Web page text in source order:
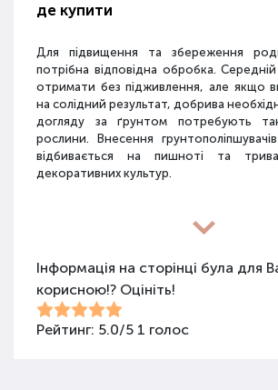
де купити
Для підвищення та збереження
потрібна відповідна обробка.
отримати без підживлення, але якщо
на солідний результат, добрива
догляду за ґрунтом потребують
рослини. Внесення
відбивається на пишноті та
декоративних культур.
Різновиди засобів для
Для покращення поживних
використовуються різні види
добрива, органічні суміші, засоби
Інформація на сторінці була для
корисною!? Оцініть!
Рейтинг: 5.0/5 1 голос